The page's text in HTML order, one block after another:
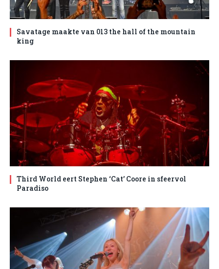
Savatage maakte van 013 the hall of the mountain
king
Third World eert Stephen ‘Cat’ Coore in sfeervol
Paradiso